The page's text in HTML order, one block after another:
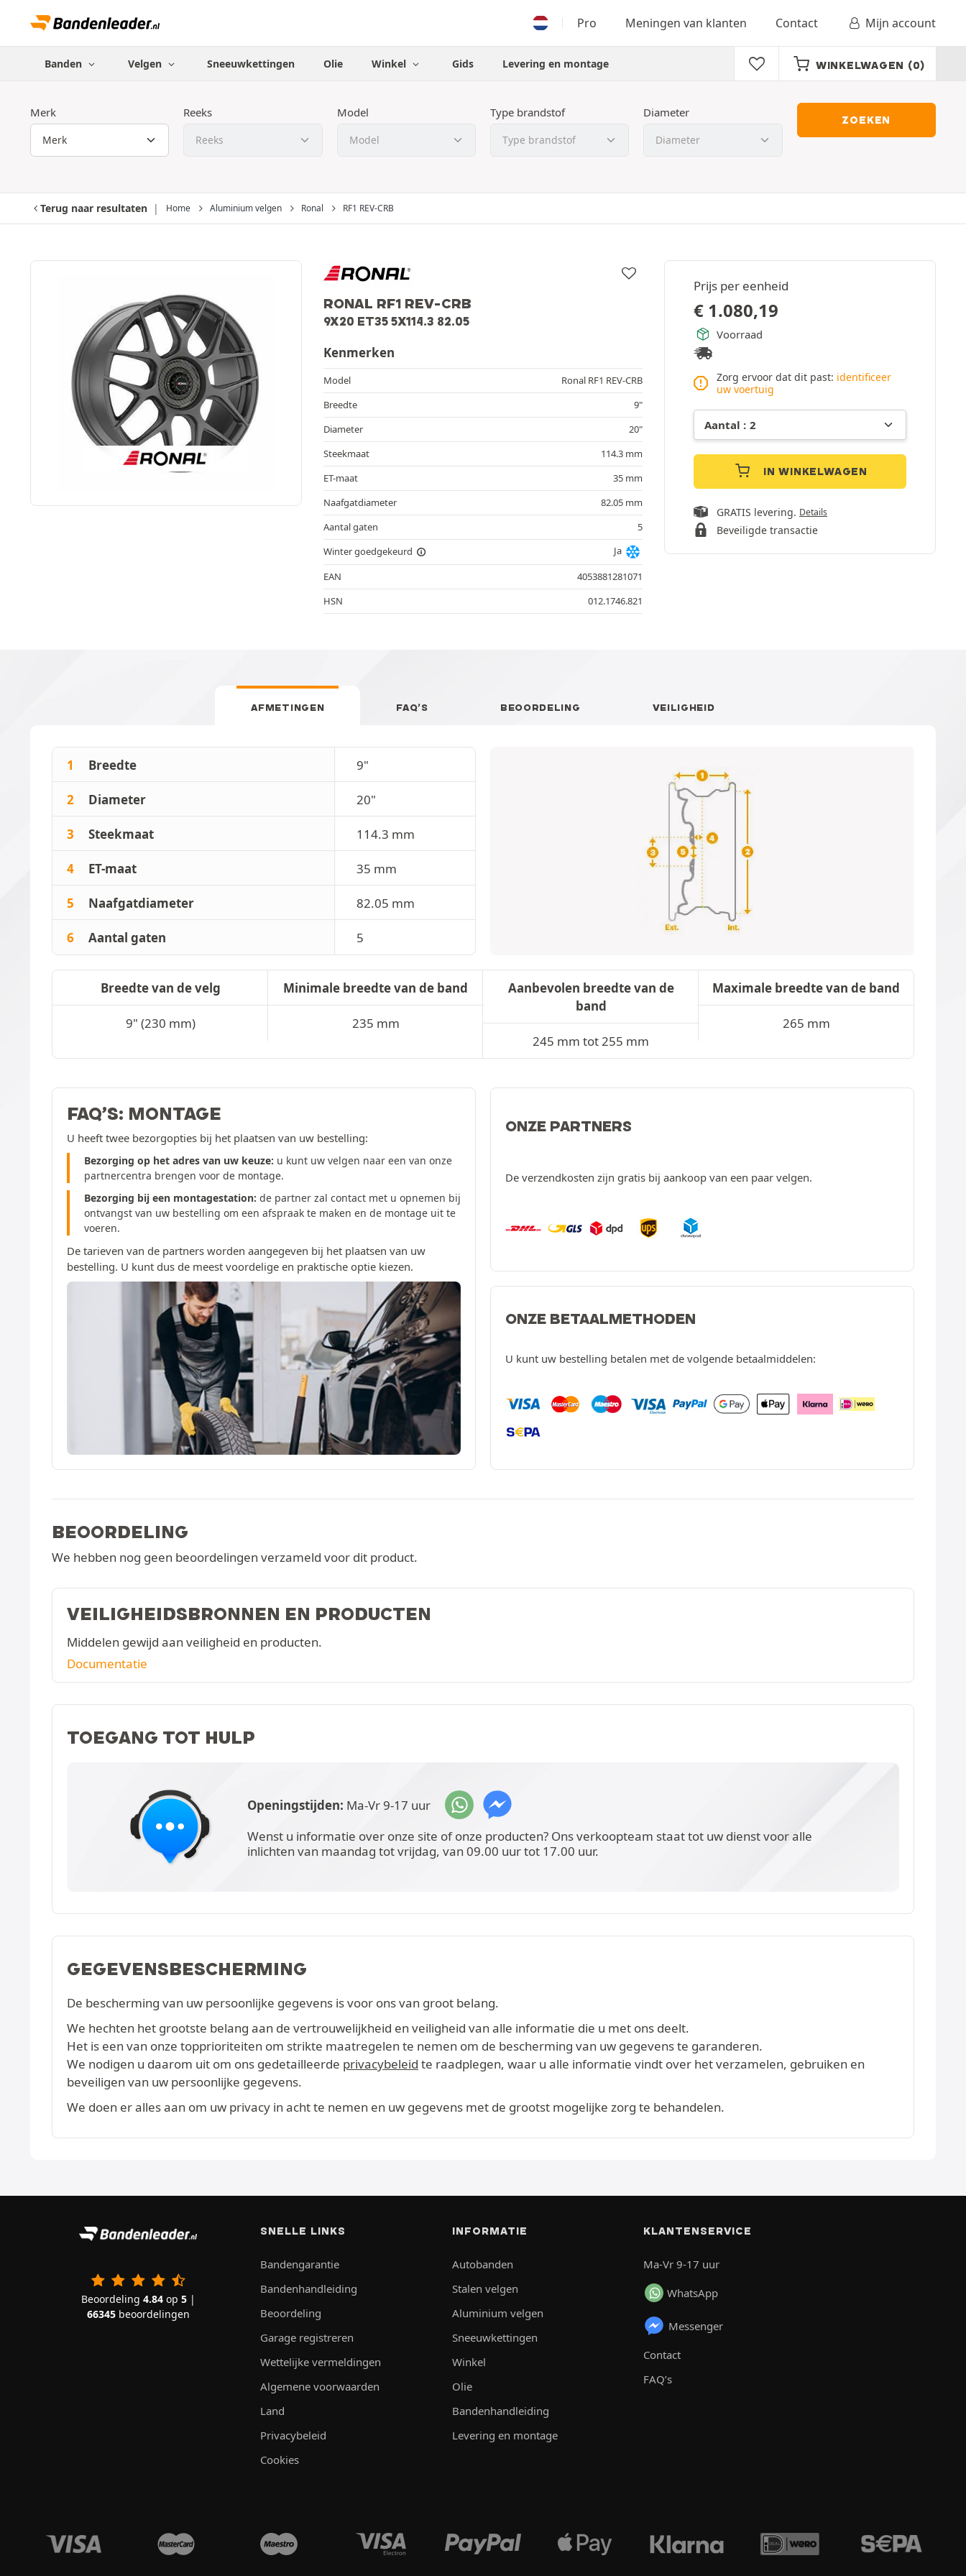
Pro Meningen van klanten Contact Mijn account
Banden Velgen Sneeuwkettingen Olie Winkel Gids Levering en montage WINKELWAGEN (0)
Merk Reeks Model Type brandstof Diameter
ZOEKEN
Terug naar resultaten Home Aluminium velgen Ronal RF1 REV-CRB
RONAL RF1 REV-CRB
9X20 ET35 5X114.3 82.05
Prijs per eenheid
€ 1.080,19
Voorraad
Zorg ervoor dat dit past: identificeer
uw voertuig
IN WINKELWAGEN
GRATIS levering. Details
Beveiligde transactie
Kenmerken
Model
Ronal RF1 REV-CRB
Breedte
9"
Diameter
20"
Steekmaat
114.3 mm
ET-maat
35 mm
Naafgatdiameter
82.05 mm
Aantal gaten
5
Winter goedgekeurd
Ja
EAN
4053881281071
HSN
012.1746.821
AFMETINGEN FAQ’S BEOORDELING VEILIGHEID
1 Breedte 9"
2 Diameter 20"
3 Steekmaat 114.3 mm
4 ET-maat 35 mm
5 Naafgatdiameter 82.05 mm
6 Aantal gaten 5
Breedte van de velg
9" (230 mm)
Minimale breedte van de band
235 mm
Aanbevolen breedte van de
band
245 mm tot 255 mm
Maximale breedte van de band
265 mm
FAQ’S: MONTAGE
U heeft twee bezorgopties bij het plaatsen van uw bestelling:
Bezorging op het adres van uw keuze: u kunt uw velgen naar een van onze
partnercentra brengen voor de montage.
Bezorging bij een montagestation: de partner zal contact met u opnemen bij
ontvangst van uw bestelling om een afspraak te maken en de montage uit te
voeren.
De tarieven van de partners worden aangegeven bij het plaatsen van uw
bestelling. U kunt dus de meest voordelige en praktische optie kiezen.
ONZE PARTNERS
De verzendkosten zijn gratis bij aankoop van een paar velgen.
ONZE BETAALMETHODEN
U kunt uw bestelling betalen met de volgende betaalmiddelen:
BEOORDELING
We hebben nog geen beoordelingen verzameld voor dit product.
VEILIGHEIDSBRONNEN EN PRODUCTEN
Middelen gewijd aan veiligheid en producten.
Documentatie
TOEGANG TOT HULP
Openingstijden: Ma-Vr 9-17 uur
Wenst u informatie over onze site of onze producten? Ons verkoopteam staat tot uw dienst voor alle
inlichten van maandag tot vrijdag, van 09.00 uur tot 17.00 uur.
GEGEVENSBESCHERMING
De bescherming van uw persoonlijke gegevens is voor ons van groot belang.
We hechten het grootste belang aan de vertrouwelijkheid en veiligheid van alle informatie die u met ons deelt.
Het is een van onze topprioriteiten om strikte maatregelen te nemen om de bescherming van uw gegevens te garanderen.
We nodigen u daarom uit om ons gedetailleerde privacybeleid te raadplegen, waar u alle informatie vindt over het verzamelen, gebruiken en
beveiligen van uw persoonlijke gegevens.
We doen er alles aan om uw privacy in acht te nemen en uw gegevens met de grootst mogelijke zorg te behandelen.
Beoordeling 4.84op 5|
66345beoordelingen
SNELLE LINKS
Bandengarantie
Bandenhandleiding
Beoordeling
Garage registreren
Wettelijke vermeldingen
Algemene voorwaarden
Land
Privacybeleid
Cookies
INFORMATIE
Autobanden
Stalen velgen
Aluminium velgen
Sneeuwkettingen
Winkel
Olie
Bandenhandleiding
Levering en montage
KLANTENSERVICE
Ma-Vr 9-17 uur
WhatsApp
Messenger
Contact
FAQ’s